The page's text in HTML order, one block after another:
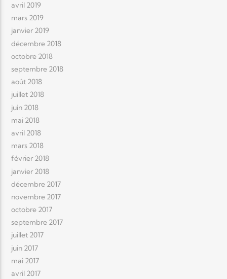
avril 2019
mars 2019
janvier 2019
décembre 2018
octobre 2018
septembre 2018
août 2018
juillet 2018
juin 2018
mai 2018
avril 2018
mars 2018
février 2018
janvier 2018
décembre 2017
novembre 2017
octobre 2017
septembre 2017
juillet 2017
juin 2017
mai 2017
avril 2017